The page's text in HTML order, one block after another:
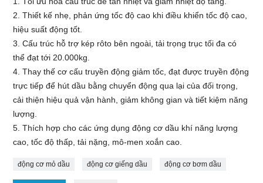
2. Thiết kế nhẹ, phản ứng tốc độ cao khi điều khiển tốc độ cao,
hiệu suất động tốt.
3. Cấu trúc hỗ trợ kép rôto bên ngoài, tải trọng trục tối đa có
thể đạt tới 20.000kg.
4. Thay thế cơ cấu truyền động giảm tốc, đạt được truyền động
trực tiếp để hút dầu bằng chuyển động qua lại của đối trọng,
cải thiện hiệu quả vận hành, giảm không gian và tiết kiệm năng
lượng.
5. Thích hợp cho các ứng dụng động cơ dầu khí năng lượng
cao, tốc độ thấp, tải nặng, mô-men xoắn cao.
động cơ mỏ dầu động cơ giếng dầu động cơ bơm dầu